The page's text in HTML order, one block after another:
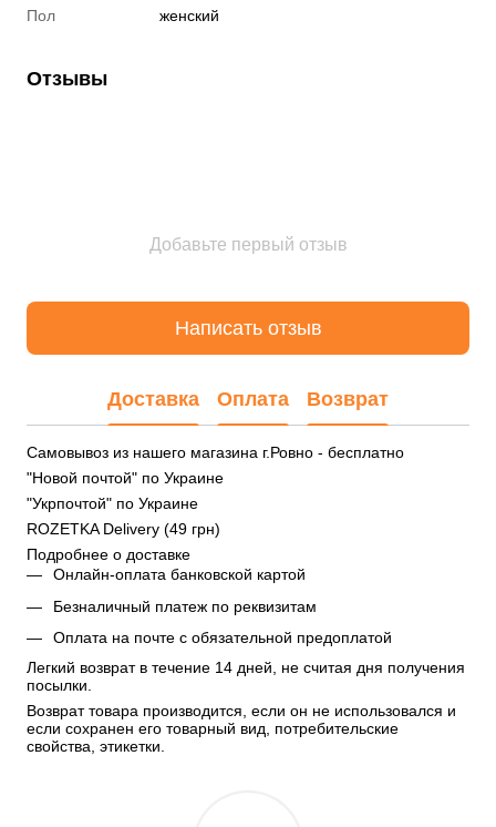
Пол
женский
Отзывы
Добавьте первый отзыв
Написать отзыв
Доставка Оплата Возврат
Самовывоз из нашего магазина г.Ровно - бесплатно
"Новой почтой" по Украине
"Укрпочтой" по Украине
ROZETKA Delivery (49 грн)
Подробнее о доставке
Онлайн-оплата банковской картой
Безналичный платеж по реквизитам
Оплата на почте с обязательной предоплатой
Легкий возврат в течение 14 дней, не считая дня получения
посылки.
Возврат товара производится, если он не использовался и
если сохранен его товарный вид, потребительские
свойства, этикетки.